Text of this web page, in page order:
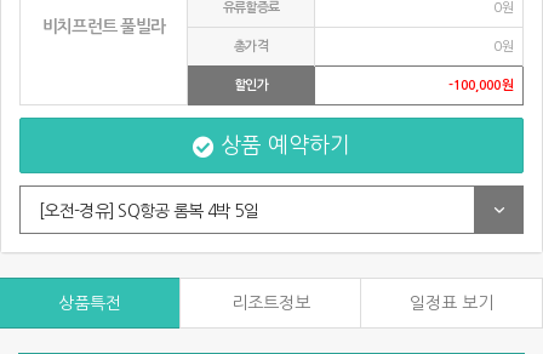
비치프런트 풀빌라
유류할증료 0원
총가격 0원
할인가 -100,000원
상품 예약하기
[오전-경유] SQ항공 롬복 4박 5일
상품특전 리조트정보 일정표 보기